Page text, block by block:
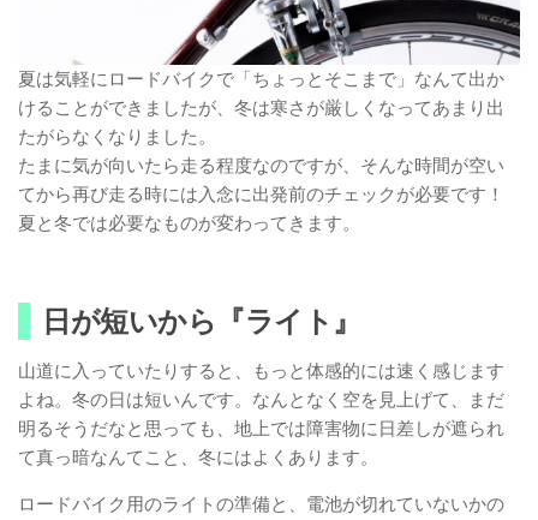
夏は気軽にロードバイクで「ちょっとそこまで」なんて出か
けることができましたが、冬は寒さが厳しくなってあまり出
たがらなくなりました。
たまに気が向いたら走る程度なのですが、そんな時間が空い
てから再び走る時には入念に出発前のチェックが必要です！
夏と冬では必要なものが変わってきます。
日が短いから『ライト』
山道に入っていたりすると、もっと体感的には速く感じます
よね。冬の日は短いんです。なんとなく空を見上げて、まだ
明るそうだなと思っても、地上では障害物に日差しが遮られ
て真っ暗なんてこと、冬にはよくあります。
ロードバイク用のライトの準備と、電池が切れていないかの